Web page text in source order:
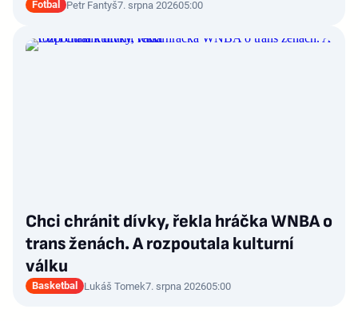
Fotbal Petr Fantyš7. srpna 202605:00
Chci chránit dívky, řekla hráčka WNBA o
trans ženách. A rozpoutala kulturní
válku
Basketbal Lukáš Tomek7. srpna 202605:00